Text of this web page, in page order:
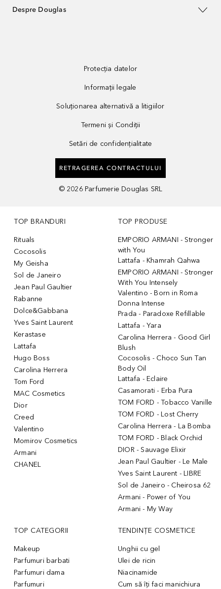
Despre Douglas
Protecția datelor
Informații legale
Soluționarea alternativă a litigiilor
Termeni și Condiții
Setări de confidențialitate
RETRAGEREA CONTRACTULUI
© 2026 Parfumerie Douglas SRL
TOP BRANDURI
Rituals
Cocosolis
My Geisha
Sol de Janeiro
Jean Paul Gaultier
Rabanne
Dolce&Gabbana
Yves Saint Laurent
Kerastase
Lattafa
Hugo Boss
Carolina Herrera
Tom Ford
MAC Cosmetics
Dior
Creed
Valentino
Momirov Cosmetics
Armani
CHANEL
TOP PRODUSE
EMPORIO ARMANI - Stronger
with You
Lattafa - Khamrah Qahwa
EMPORIO ARMANI - Stronger
With You Intensely
Valentino - Born in Roma
Donna Intense
Prada - Paradoxe Refillable
Lattafa - Yara
Carolina Herrera - Good Girl
Blush
Cocosolis - Choco Sun Tan
Body Oil
Lattafa - Eclaire
Casamorati - Erba Pura
TOM FORD - Tobacco Vanille
TOM FORD - Lost Cherry
Carolina Herrera - La Bomba
TOM FORD - Black Orchid
DIOR - Sauvage Elixir
Jean Paul Gaultier - Le Male
Yves Saint Laurent - LIBRE
Sol de Janeiro - Cheirosa 62
Armani - Power of You
Armani - My Way
TOP CATEGORII
Makeup
Parfumuri barbati
Parfumuri dama
Parfumuri
TENDINȚE COSMETICE
Unghii cu gel
Ulei de ricin
Niacinamide
Cum să îți faci manichiura